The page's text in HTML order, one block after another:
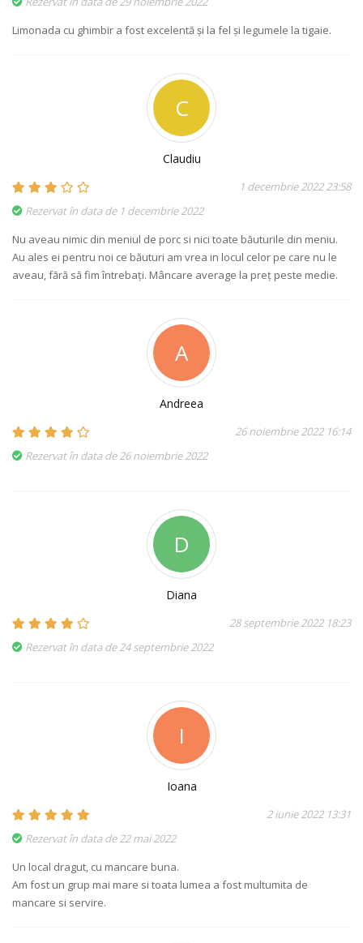
Limonada cu ghimbir a fost excelentă și la fel și legumele la tigaie.
C
Claudiu
1 decembrie 2022 23:58
Rezervat în data de 1 decembrie 2022
Nu aveau nimic din meniul de porc si nici toate băuturile din meniu.
Au ales ei pentru noi ce băuturi am vrea in locul celor pe care nu le
aveau, fără să fim întrebați. Mâncare average la preț peste medie.
A
Andreea
26 noiembrie 2022 16:14
Rezervat în data de 26 noiembrie 2022
D
Diana
28 septembrie 2022 18:23
Rezervat în data de 24 septembrie 2022
I
Ioana
2 iunie 2022 13:31
Rezervat în data de 22 mai 2022
Un local dragut, cu mancare buna.
Am fost un grup mai mare si toata lumea a fost multumita de
mancare si servire.